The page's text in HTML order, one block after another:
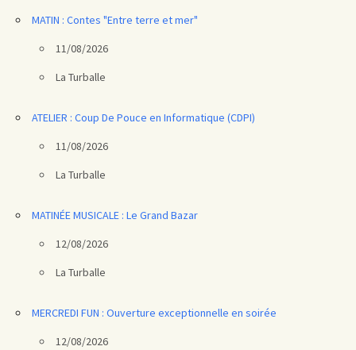
MATIN : Contes "Entre terre et mer"
11/08/2026
La Turballe
ATELIER : Coup De Pouce en Informatique (CDPI)
11/08/2026
La Turballe
MATINÉE MUSICALE : Le Grand Bazar
12/08/2026
La Turballe
MERCREDI FUN : Ouverture exceptionnelle en soirée
12/08/2026